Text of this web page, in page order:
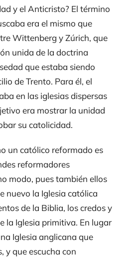
y el Anticristo? El término
era el mismo que
Wittenberg y Zúrich, que
unida de la doctrina
que estaba siendo
de Trento. Para él, el
en las iglesias dispersas
era mostrar la unidad
su catolicidad.
un católico reformado es
reformadores
modo, pues también ellos
nuevo la Iglesia católica
de la Biblia, los credos y
la Iglesia primitiva. En lugar
Iglesia anglicana que
y que escucha con